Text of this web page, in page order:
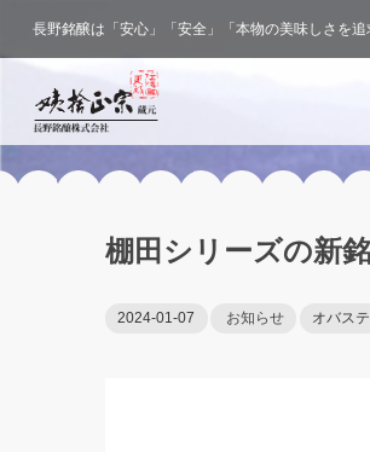
長野銘醸は「安心」「安全」「本物の美味しさを追
棚田シリーズの新
2024-01-07 お知らせ オバス